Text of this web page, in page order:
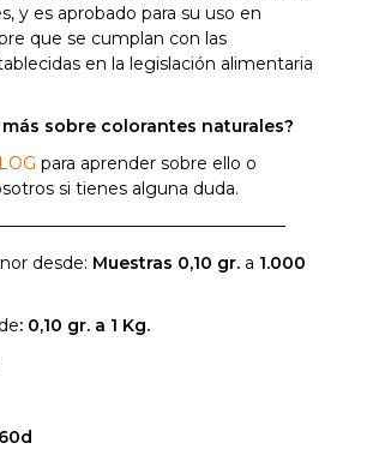
y es aprobado para su uso en
que se cumplan con las
en la legislación alimentaria
más sobre colorantes naturales?
para aprender sobre ello o
si tienes alguna duda.
desde: Muestras 0,10 gr. a 1.000
: 0,10 gr. a 1 Kg.